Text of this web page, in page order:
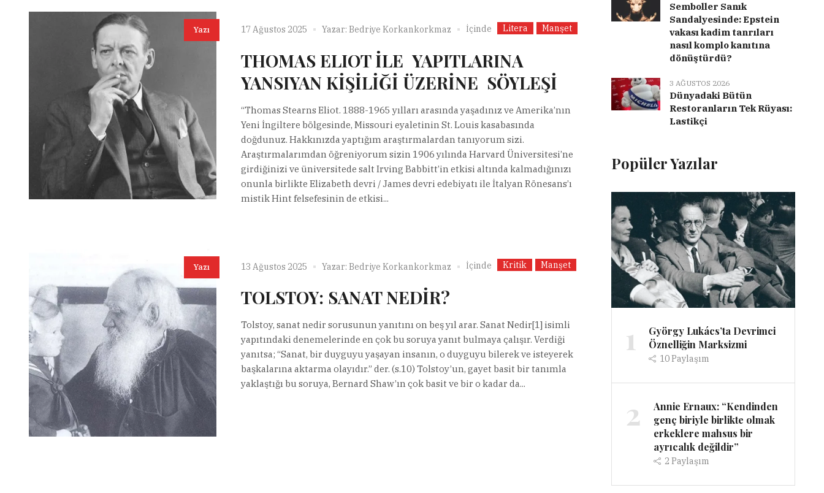
Yazı 17 Ağustos 2025 Yazar: Bedriye Korkankorkmaz İçinde Litera Manşet
THOMAS ELIOT İLE YAPITLARINA
YANSIYAN KİŞİLİĞİ ÜZERİNE SÖYLEŞİ
“Thomas Stearns Eliot. 1888-1965 yılları arasında yaşadınız ve Amerika’nın
Yeni İngiltere bölgesinde, Missouri eyaletinin St. Louis kasabasında
doğdunuz. Hakkınızda yaptığım araştırmalardan tanıyorum sizi.
Araştırmalarımdan öğreniyorum sizin 1906 yılında Harvard Üniversitesi’ne
girdiğinizi ve üniversitede salt Irving Babbitt’in etkisi altında kalmadığınızı
onunla birlikte Elizabeth devri / James devri edebiyatı ile İtalyan Rönesans’ı
mistik Hint felsefesinin de etkisi...
Yazı 13 Ağustos 2025 Yazar: Bedriye Korkankorkmaz İçinde Kritik Manşet
TOLSTOY: SANAT NEDİR?
Tolstoy, sanat nedir sorusunun yanıtını on beş yıl arar. Sanat Nedir[1] isimli
yapıtındaki denemelerinde en çok bu soruya yanıt bulmaya çalışır. Verdiği
yanıtsa; “Sanat, bir duyguyu yaşayan insanın, o duyguyu bilerek ve isteyerek
başkalarına aktarma olayıdır.” der. (s.10) Tolstoy’un, gayet basit bir tanımla
yaklaştığı bu soruya, Bernard Shaw’ın çok basit ve bir o kadar da...
Semboller Sanık
Sandalyesinde: Epstein
vakası kadim tanrıları
nasıl komplo kanıtına
dönüştürdü?
3 AĞUSTOS 2026
Dünyadaki Bütün
Restoranların Tek Rüyası:
Lastikçi
Popüler Yazılar
1
György Lukács’ta Devrimci
Öznelliğin Marksizmi
10Paylaşım
2
Annie Ernaux: “Kendinden
genç biriyle birlikte olmak
erkeklere mahsus bir
ayrıcalık değildir”
2Paylaşım